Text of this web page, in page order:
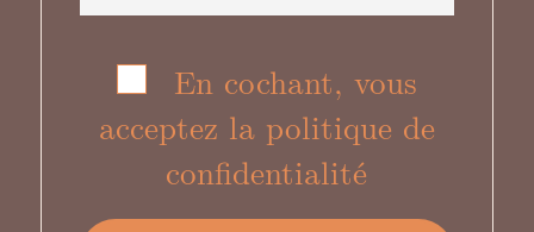
En cochant, vous
acceptez la politique de
confidentialité